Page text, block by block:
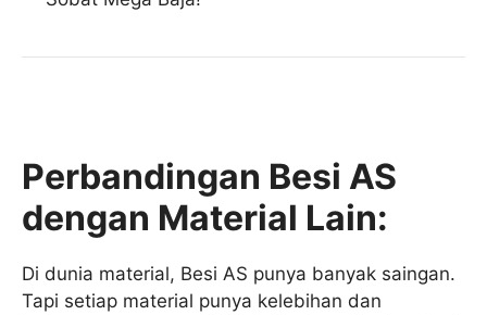
Perbandingan Besi AS
dengan Material Lain:
Di dunia material, Besi AS punya banyak saingan.
Tapi setiap material punya kelebihan dan